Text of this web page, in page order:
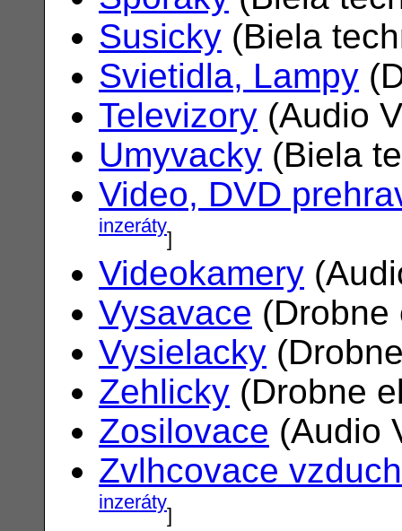
Susicky (Biela
Svietidla, Lampy
Televizory (Audio
Umyvacky (Biela
Video, DVD
inzeráty]
Videokamery
Vysavace
Vysielacky
Zehlicky (Drobne
Zosilovace (Audio
Zvlhcovace
inzeráty]